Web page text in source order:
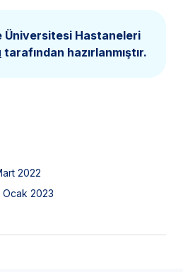
Üniversitesi Hastaneleri
tarafından hazırlanmıştır.
2022
2023